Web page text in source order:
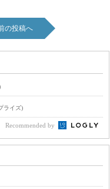
の投稿へ
ライズ)
Recommended by